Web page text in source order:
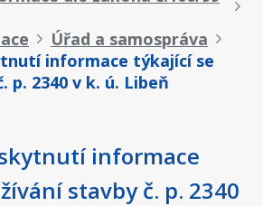
Úřad a samospráva
informace týkající se
p. 2340 v k. ú. Libeň
informace
stavby č. p. 2340